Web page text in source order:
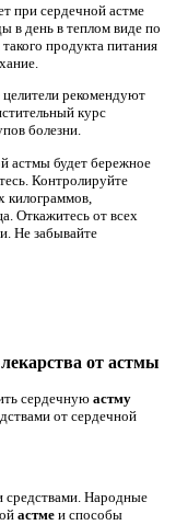
при сердечной астме
в день в теплом виде по
продукта питания
рекомендуют
курс
болезни.
астмы будет бережное
Контролируйте
килограммов,
Откажитесь от всех
Не забывайте
от астмы
сердечную астму
от сердечной
Народные
астме и способы